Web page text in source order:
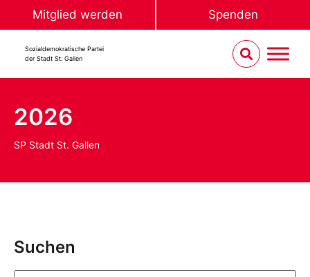
Mitglied werden Spenden
Sozialdemokratische Partei
der Stadt St. Gallen
2026
SP Stadt St. Gallen
Suchen